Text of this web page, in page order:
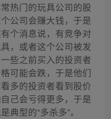
热门的玩具公司的股
公司会赚大钱，于是
个消息说，有竞争对
，或者这个公司被发
些之前买入的投资者
可能会跌，于是他们
多的投资者看到股价
己会亏得更多，于是
典型的“多杀多”。